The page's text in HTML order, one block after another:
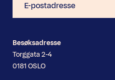
postadresse
Besøksadresse
Torggata 2-4
0181 OSLO